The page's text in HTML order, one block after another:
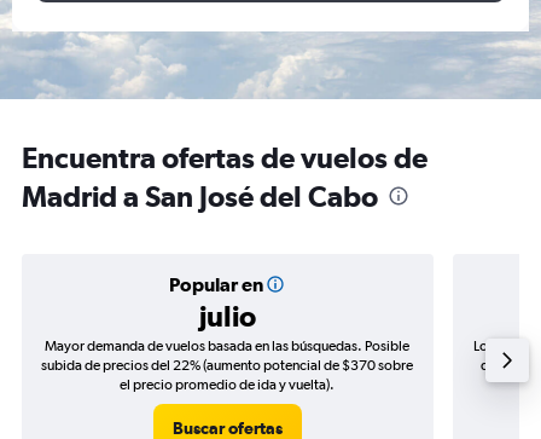
Encuentra ofertas de vuelos de
Madrid a San José del Cabo
Popular en
julio
Mayor demanda de vuelos basada en las búsquedas. Posible
subida de precios del 22% (aumento potencial de $370 sobre
el precio promedio de ida y vuelta).
Buscar ofertas
Los
de